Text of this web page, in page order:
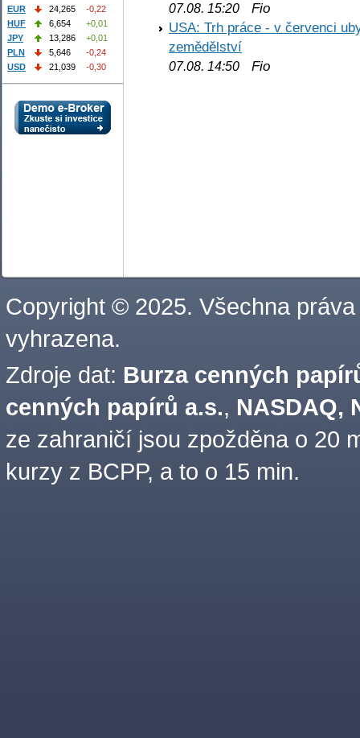
07.08. 15:20 Fio
USA: Trh práce - v červenci
zemědělství
07.08. 14:50 Fio
EUR 24,265
-0,22
HUF
6,654
+0,01
JPY
13,286
+0,01
PLN
5,646
-0,24
USD
21,039 -0,30
Copyright © 2025. Všechna práva
vyhrazena.
Zdroje dat: Burza cenných
cenných papírů a.s., NASDAQ,
ze zahraničí jsou zpožděna o 20
kurzy z BCPP, a to o 15 min.